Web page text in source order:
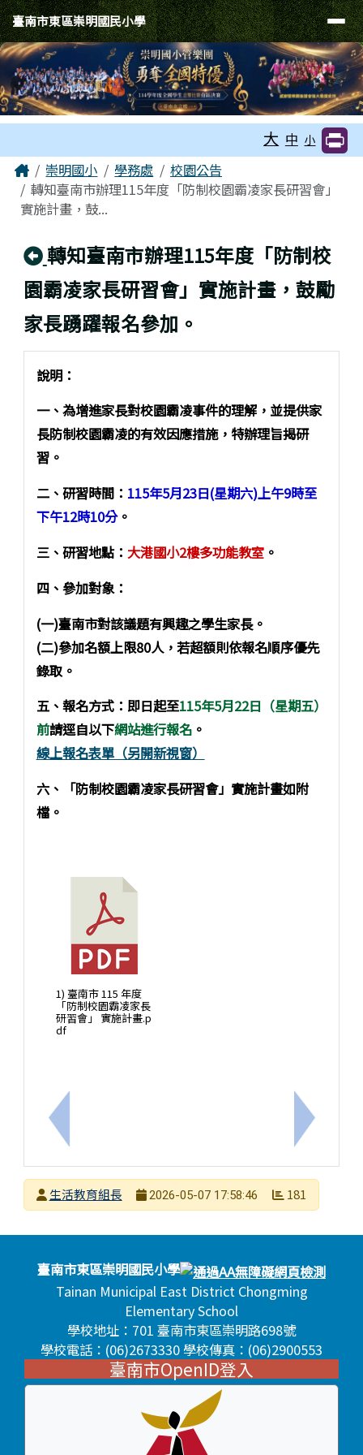
跳至主內容區
臺南市東區崇明國民小學
導覽列
臺南市東區崇明國民小學
大 中 小
主內容區域
Home崇明國小 學務處
校園公告
轉知臺南市辦理115年度「防制校園霸凌家長研習會」
實施計畫，鼓...
回上頁
轉知臺南市辦理115年度「防制校
園霸凌家長研習會」實施計畫，鼓勵
家長踴躍報名參加。
上一筆：114學年度崇明國小校慶運動會暨成果發表
說明：
一、為增進家長對校園霸凌事件的理解，並提供家
長防制校園霸凌的有效因應措施，特辦理旨揭研
習。
二、研習時間： 115年5月23日(星期六)上午9時至
下午12時10分。
三、研習地點： 大港國小2樓多功能教室。
四、參加對象：
(一)臺南市對該議題有興趣之學生家長。
(二)參加名額上限80人，若超額則依報名順序優先
錄取。
五、報名方式：即日起至115年5月22日（星期五）
前請逕自以下網站進行報名。
線上報名表單（另開新視窗）
六、「防制校園霸凌家長研習會」實施計畫如附
檔。
1) 臺南市 115 年度
「防制校園霸凌家長
研習會」 實施計畫.p
df
下一筆：
發布者生活教育組長
2026-05-07 17:58:46 181
頁尾區域
頁尾區域內容
臺南市東區崇明國民小學
Tainan Municipal East District Chongming
Elementary School
學校地址：701 臺南市東區崇明路698號
學校電話：(06)2673330 學校傳真：(06)2900553
臺南市OpenID登入